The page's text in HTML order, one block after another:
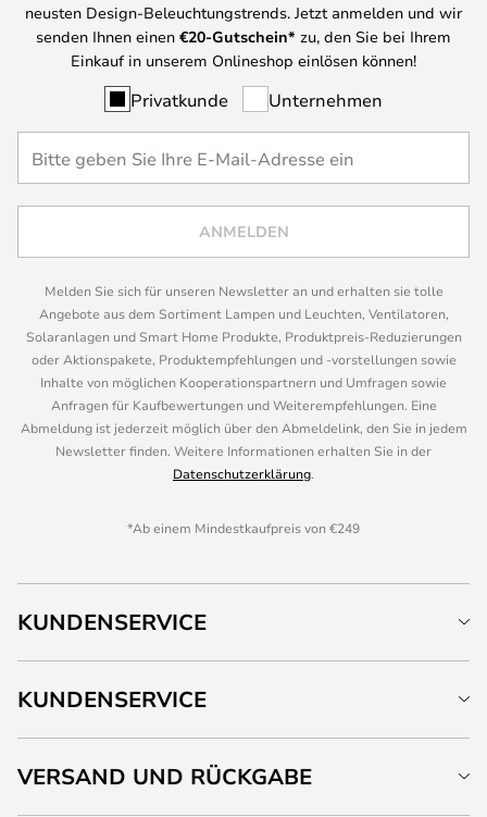
neusten Design-Beleuchtungstrends. Jetzt anmelden und wir
senden Ihnen einen €20-Gutschein* zu, den Sie bei Ihrem
Einkauf in unserem Onlineshop einlösen können!
Privatkunde Unternehmen
ANMELDEN
Melden Sie sich für unseren Newsletter an und erhalten sie tolle
Angebote aus dem Sortiment Lampen und Leuchten, Ventilatoren,
Solaranlagen und Smart Home Produkte, Produktpreis-Reduzierungen
oder Aktionspakete, Produktempfehlungen und -vorstellungen sowie
Inhalte von möglichen Kooperationspartnern und Umfragen sowie
Anfragen für Kaufbewertungen und Weiterempfehlungen. Eine
Abmeldung ist jederzeit möglich über den Abmeldelink, den Sie in jedem
Newsletter finden. Weitere Informationen erhalten Sie in der
Datenschutzerklärung.
*Ab einem Mindestkaufpreis von €249
KUNDENSERVICE
KUNDENSERVICE
VERSAND UND RÜCKGABE